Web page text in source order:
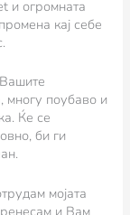
и огромната
кај себе
многу поубаво и
Ќе се
би ги
мојата
и Вам